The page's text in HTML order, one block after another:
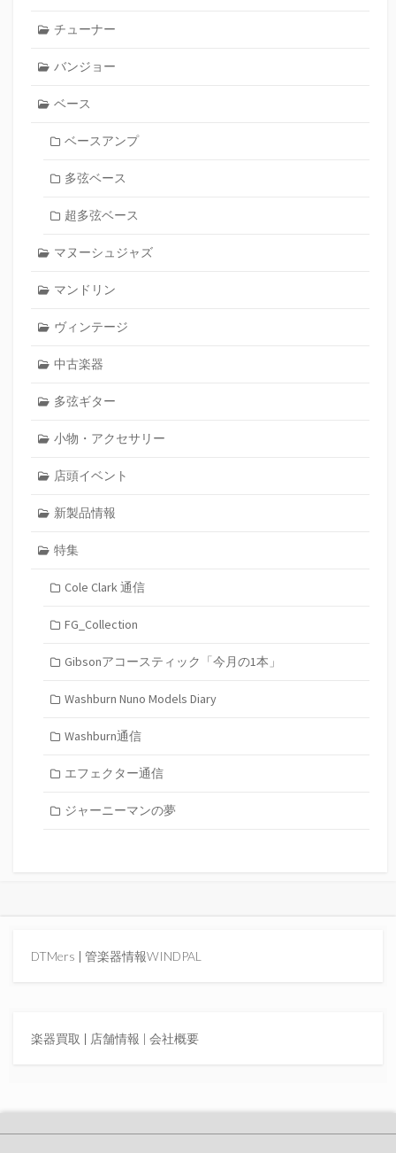
チューナー
バンジョー
ベース
ベースアンプ
多弦ベース
超多弦ベース
マヌーシュジャズ
マンドリン
ヴィンテージ
中古楽器
多弦ギター
小物・アクセサリー
店頭イベント
新製品情報
特集
Cole Clark 通信
FG_Collection
Gibsonアコースティック「今月の1本」
Washburn Nuno Models Diary
Washburn通信
エフェクター通信
ジャーニーマンの夢
DTMers | 管楽器情報WINDPAL
楽器買取 | 店舗情報 | 会社概要